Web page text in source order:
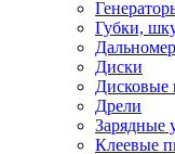
Губки,
Диски
Дисковые
Дрели
Зарядные
Клеевые